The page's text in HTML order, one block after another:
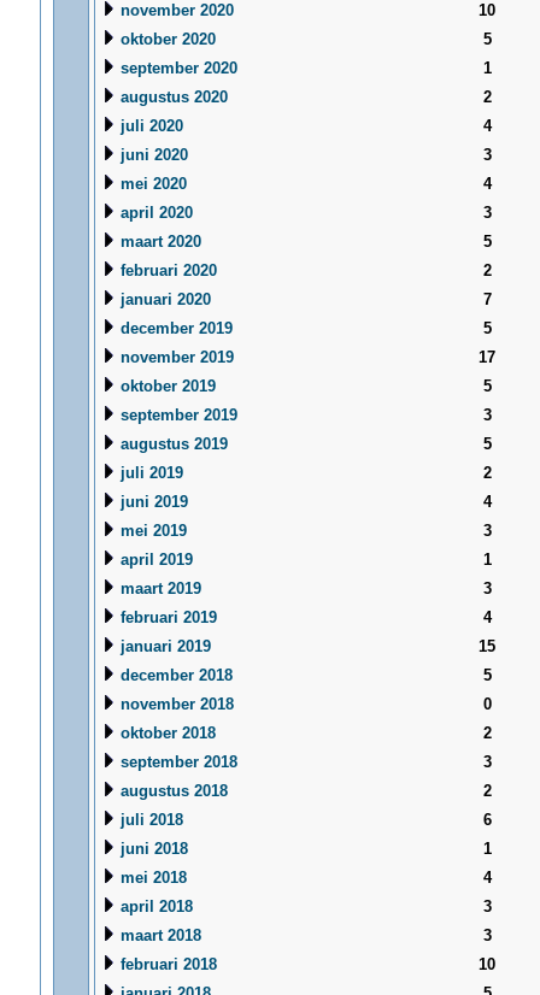
november 2020
10
oktober 2020
5
september 2020
1
augustus 2020
2
juli 2020
4
juni 2020
3
mei 2020
4
april 2020
3
maart 2020
5
februari 2020
2
januari 2020
7
december 2019
5
november 2019
17
oktober 2019
5
september 2019
3
augustus 2019
5
juli 2019
2
juni 2019
4
mei 2019
3
april 2019
1
maart 2019
3
februari 2019
4
januari 2019
15
december 2018
5
november 2018
0
oktober 2018
2
september 2018
3
augustus 2018
2
juli 2018
6
juni 2018
1
mei 2018
4
april 2018
3
maart 2018
3
februari 2018
10